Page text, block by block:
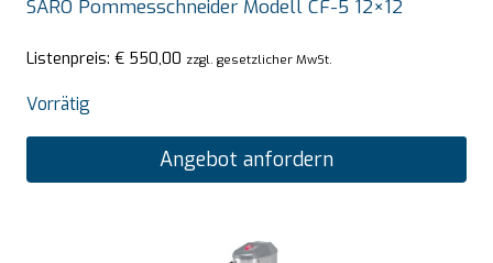
SARO Pommesschneider Modell CF-5 12×12
Listenpreis: € 550,00 zzgl. gesetzlicher MwSt.
Vorrätig
Angebot anfordern